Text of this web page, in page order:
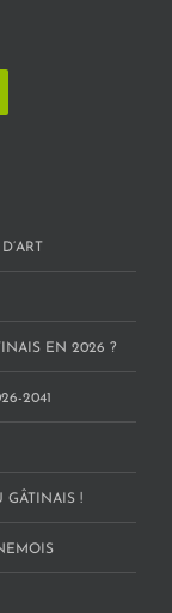
EN 2026 ?
2041
GÂTINAIS !